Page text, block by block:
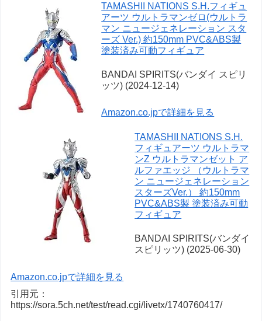
TAMASHII NATIONS S.H.フィギュ
アーツ ウルトラマンゼロ(ウルトラ
マン ニュージェネレーション スタ
ーズ Ver.) 約150mm PVC&ABS製
塗装済み可動フィギュア
BANDAI SPIRITS(バンダイ スピリ
ッツ) (2024-12-14)
Amazon.co.jpで詳細を見る
TAMASHII NATIONS S.H.
フィギュアーツ ウルトラマ
ンZ ウルトラマンゼット ア
ルファエッジ （ウルトラマ
ン ニュージェネレーション
スターズVer.） 約150mm
PVC&ABS製 塗装済み可動
フィギュア
BANDAI SPIRITS(バンダイ
スピリッツ) (2025-06-30)
Amazon.co.jpで詳細を見る
引用元：
https://sora.5ch.net/test/read.cgi/livetx/1740760417/